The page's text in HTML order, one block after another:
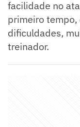
facilidade no
primeiro tempo,
dificuldades,
treinador.